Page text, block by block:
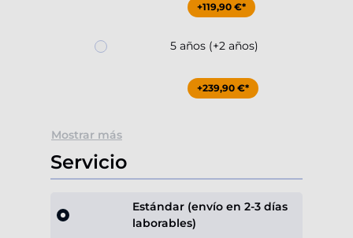
+119,90 €*
5 años (+2 años)
+239,90 €*
Mostrar más
Servicio
Estándar (envío en 2-3 días
laborables)